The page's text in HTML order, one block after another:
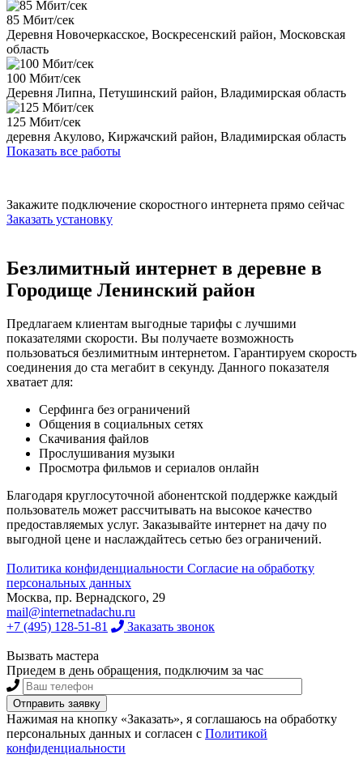
85 Мбит/сек
Деревня Новочеркасское, Воскресенский район, Московская
область
100 Мбит/сек
Деревня Липна, Петушинский район, Владимирская область
125 Мбит/сек
деревня Акулово, Киржачский район, Владимирская область
Показать все работы
Закажите подключение скоростного интернета прямо сейчас
Заказать установку
Безлимитный интернет в деревне в
Городище Ленинский район
Предлагаем клиентам выгодные тарифы с лучшими
показателями скорости. Вы получаете возможность
пользоваться безлимитным интернетом. Гарантируем скорость
соединения до ста мегабит в секунду. Данного показателя
хватает для:
Серфинга без ограничений
Общения в социальных сетях
Скачивания файлов
Прослушивания музыки
Просмотра фильмов и сериалов онлайн
Благодаря круглосуточной абонентской поддержке каждый
пользователь может рассчитывать на высокое качество
предоставляемых услуг. Заказывайте интернет на дачу по
выгодной цене и наслаждайтесь сетью без ограничений.
Политика конфиденциальности Согласие на обработку
персональных данных
Москва, пр. Вернадского, 29
mail@internetnadachu.ru
+7 (495) 128-51-81
Заказать звонок
Вызвать мастера
Приедем в день обращения, подключим за час
Нажимая на кнопку «Заказать», я соглашаюсь на обработку
персональных данных и согласен с Политикой
конфиденциальности